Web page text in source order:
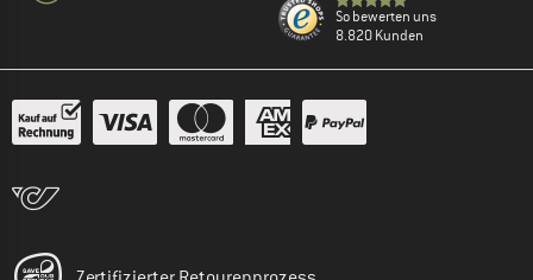
So bewerten uns
8.820 Kunden